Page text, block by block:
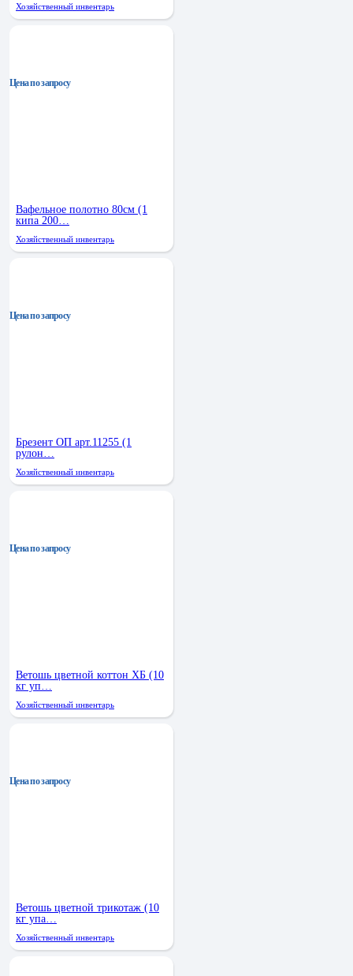
Хозяйственный инвентарь
Вафельное полотно 80см (1
кипа 200…
Хозяйственный инвентарь
Цена по запросу
Брезент ОП арт.11255 (1
рулон…
Хозяйственный инвентарь
Цена по запросу
Ветошь цветной коттон ХБ (10
кг уп…
Хозяйственный инвентарь
Цена по запросу
Ветошь цветной трикотаж (10
кг упа…
Хозяйственный инвентарь
Цена по запросу